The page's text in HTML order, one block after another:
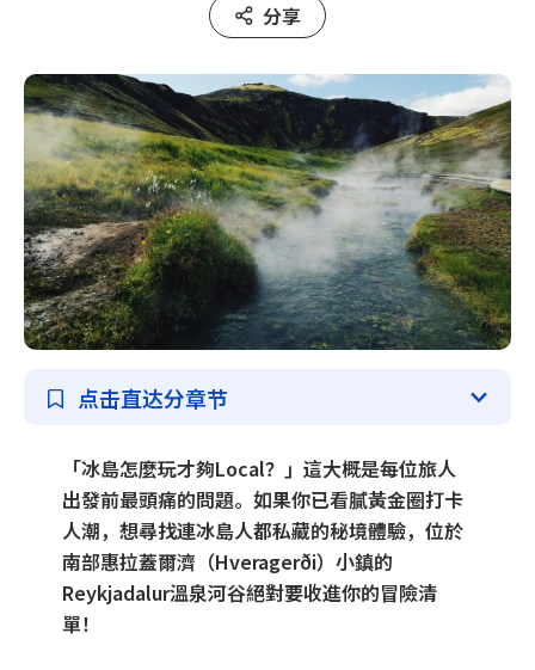
主题分类
冰岛环岛
自驾
蓝冰洞
冰川
温泉
中国春节
中国国庆
分享
点击直达分章节
「冰島怎麼玩才夠Local？」這大概是每位旅人
出發前最頭痛的問題。如果你已看膩黃金圈打卡
人潮，想尋找連冰島人都私藏的秘境體驗，位於
南部惠拉蓋爾濟（Hveragerði）小鎮的
Reykjadalur溫泉河谷絕對要收進你的冒險清
單！